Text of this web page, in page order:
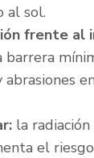
al sol.
frente al
barrera
la
el